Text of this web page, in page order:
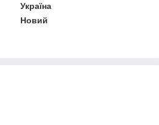
Україна
Новий